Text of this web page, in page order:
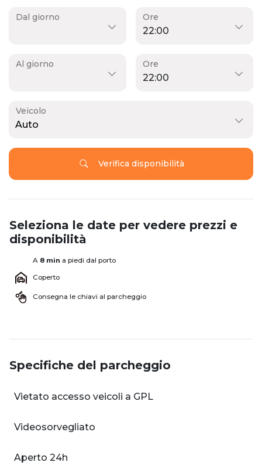
Dal giorno Ore
Al giorno Ore
Veicolo
Auto
Verifica disponibilità
Seleziona le date per vedere prezzi e
disponibilità
A 8 min a piedi dal porto
Coperto
Consegna le chiavi al parcheggio
Specifiche del parcheggio
Vietato accesso veicoli a GPL
Videosorvegliato
Aperto 24h